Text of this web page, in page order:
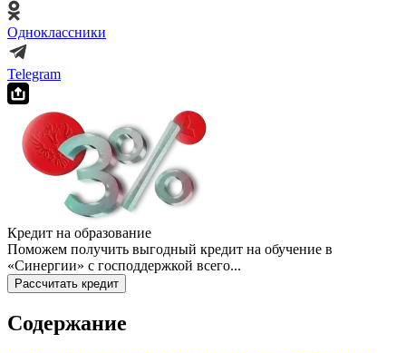
Одноклассники
Telegram
Кредит на образование
Поможем получить выгодный кредит на обучение в
«Синергии» с господдержкой всего...
Рассчитать кредит
Содержание